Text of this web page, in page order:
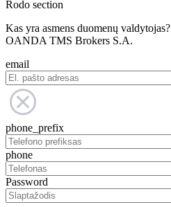
Rodo section
Kas yra asmens duomenų valdytojas?
OANDA TMS Brokers S.A.
email
phone_prefix
phone
Password